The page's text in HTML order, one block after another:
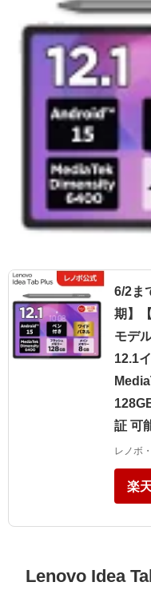
6/2ま
期】
モデ
12.1
証 可
レノボ
楽
Lenovo Idea